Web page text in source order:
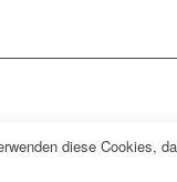
diese Cookies,